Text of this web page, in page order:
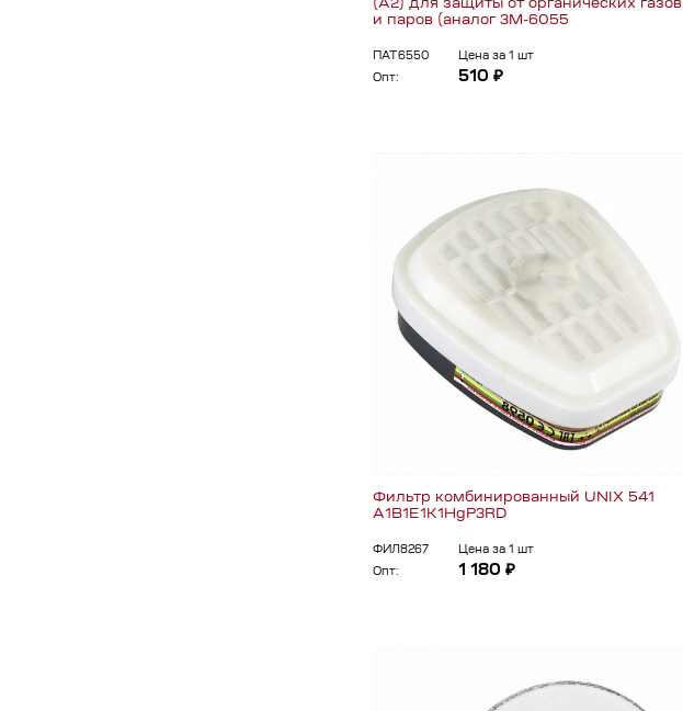
(А2) для защиты от органических газов
и паров (аналог 3М-6055
ПАТ6550
Цена за 1 шт
Опт:
510 ₽
Фильтр комбинированный UNIX 541
А1В1Е1К1HgP3RD
ФИЛ8267
Цена за 1 шт
Опт:
1 180 ₽